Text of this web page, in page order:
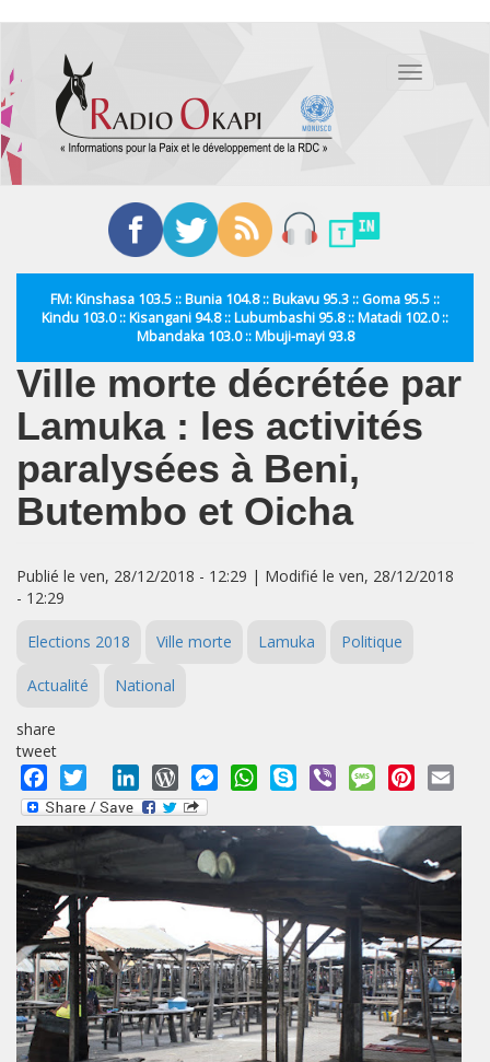
contenu
principal
Toggle
FM: Kinshasa 103.5 :: Bunia 104.8 :: Bukavu 95.3 :: Goma 95.5 ::
Kindu 103.0 :: Kisangani 94.8 :: Lubumbashi 95.8 :: Matadi 102.0 ::
Mbandaka 103.0 :: Mbuji-mayi 93.8
Ville morte décrétée par
Lamuka : les activités
paralysées à Beni,
Butembo et Oicha
Publié le ven, 28/12/2018 - 12:29 | Modifié le ven, 28/12/2018
- 12:29
Elections 2018 Ville morte Lamuka Politique
Actualité National
share
tweet
Facebook
Twitter LinkedInWordPressMessengerWhatsApp
Skype Viber MessagePinterest